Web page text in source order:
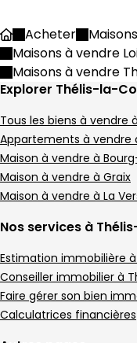
65 000 €
Bourg-Argental - 42220
Maison • 5 pièces •
DPE :
E 4 chambres
181 m² 5
Aller à l'image 1
Aller à l'image 2
Aller à l'image3
Aller à l'image4
Aller à l'image5
AccueilAcheter
Maisons à vendre
Maisons à vendre
Explorer Thélis-la-
Tous les biens à vendre
Appartements à vendre
Maison à vendre à
Maison à vendre à Graix
Maison à vendre à La
Nos services à
Estimation immobilière
Conseiller immobilier à
Faire gérer son bien
Calculatrices financières